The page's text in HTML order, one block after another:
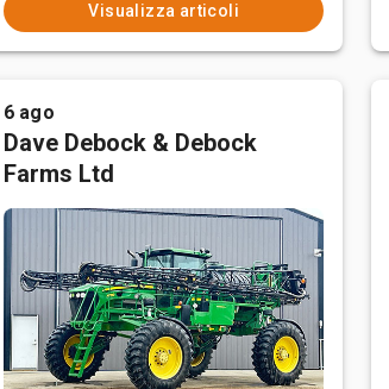
Visualizza articoli
6 ago
Dave Debock & Debock
Farms Ltd